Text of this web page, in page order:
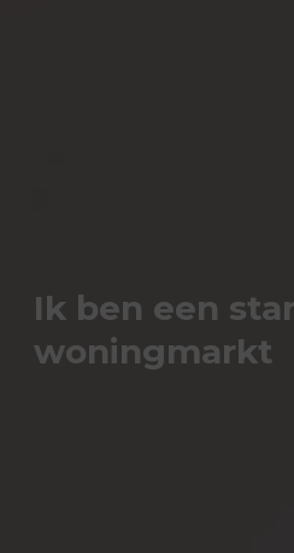
Ik ben een
woningmarkt